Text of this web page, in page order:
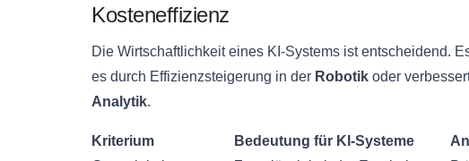
Kosteneffizienz
Die Wirtschaftlichkeit eines KI-Systems ist entscheidend.
es durch Effizienzsteigerung in der Robotik oder
Analytik.
Kriterium Bedeutung für KI-Systeme